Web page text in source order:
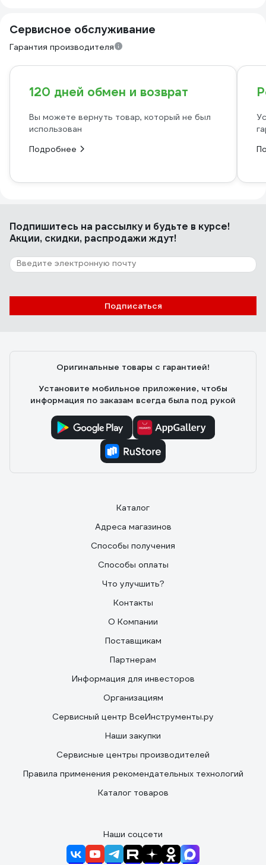
Сервисное обслуживание
Гарантия производителя
120 дней обмен и возврат
Вы можете вернуть товар, который не был
использован
Подробнее
Подпишитесь на рассылкуи будьте в курсе!
Акции, скидки, распродажи ждут!
Подписаться
Оригинальные товары с гарантией!
Установите мобильное приложение, чтобы
информация по заказам всегда была под рукой
Каталог
Адреса магазинов
Способы получения
Способы оплаты
Что улучшить?
Контакты
О Компании
Поставщикам
Партнерам
Информация для инвесторов
Организациям
Сервисный центр ВсеИнструменты.ру
Наши закупки
Сервисные центры производителей
Правила применения рекомендательных технологий
Каталог товаров
Наши соцсети